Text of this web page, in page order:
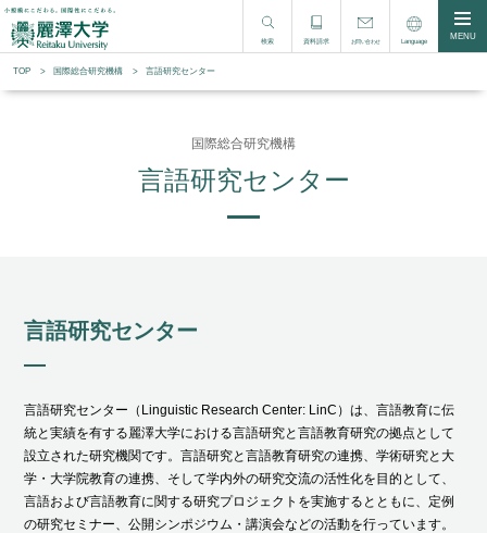
検索 資料請求 お問い合わせ Language MENU
TOP 国際総合研究機構 言語研究センター
国際総合研究機構
言語研究センター
言語研究センター
言語研究センター（Linguistic Research Center: LinC）は、言語教育に伝
統と実績を有する麗澤大学における言語研究と言語教育研究の拠点として
設立された研究機関です。言語研究と言語教育研究の連携、学術研究と大
学・大学院教育の連携、そして学内外の研究交流の活性化を目的として、
言語および言語教育に関する研究プロジェクトを実施するとともに、定例
の研究セミナー、公開シンポジウム・講演会などの活動を行っています。